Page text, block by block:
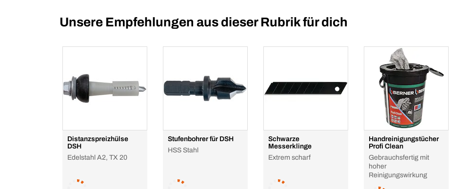
Unsere Empfehlungen aus dieser Rubrik für dich
Distanzspreizhülse
DSH
Edelstahl A2, TX 20
Stufenbohrer für DSH
HSS Stahl
Schwarze
Messerklinge
Extrem scharf
Handreinigungstücher
Profi Clean
Gebrauchsfertig mit
hoher
Reinigungswirkung